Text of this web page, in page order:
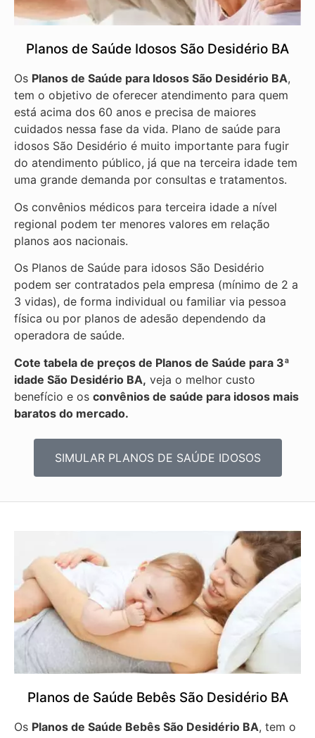
Planos de Saúde Idosos São Desidério BA
Os Planos de Saúde para Idosos São Desidério BA,
tem o objetivo de oferecer atendimento para quem
está acima dos 60 anos e precisa de maiores
cuidados nessa fase da vida. Plano de saúde para
idosos São Desidério é muito importante para fugir
do atendimento público, já que na terceira idade tem
uma grande demanda por consultas e tratamentos.
Os convênios médicos para terceira idade a nível
regional podem ter menores valores em relação
planos aos nacionais.
Os Planos de Saúde para idosos São Desidério
podem ser contratados pela empresa (mínimo de 2 a
3 vidas), de forma individual ou familiar via pessoa
física ou por planos de adesão dependendo da
operadora de saúde.
Cote tabela de preços de Planos de Saúde para 3ª
idade São Desidério BA, veja o melhor custo
benefício e os convênios de saúde para idosos mais
baratos do mercado.
SIMULAR PLANOS DE SAÚDE IDOSOS
Planos de Saúde Bebês São Desidério BA
Os Planos de Saúde Bebês São Desidério BA, tem o